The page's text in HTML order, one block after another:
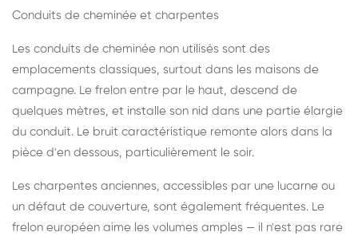
Conduits de cheminée et charpentes
Les conduits de cheminée non utilisés sont des
emplacements classiques, surtout dans les maisons de
campagne. Le frelon entre par le haut, descend de
quelques mètres, et installe son nid dans une partie élargie
du conduit. Le bruit caractéristique remonte alors dans la
pièce d'en dessous, particulièrement le soir.
Les charpentes anciennes, accessibles par une lucarne ou
un défaut de couverture, sont également fréquentes. Le
frelon européen aime les volumes amples — il n'est pas rare